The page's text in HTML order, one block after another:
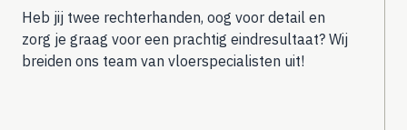
Heb jij twee rechterhanden, oog voor detail en
zorg je graag voor een prachtig eindresultaat? Wij
breiden ons team van vloerspecialisten uit!